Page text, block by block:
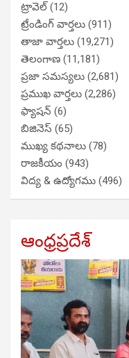
ట్రావెల్(12)
ట్రేండింగ్ వార్తలు (911)
తాజా వార్తలు (19,271)
తెలంగాణ (11,181)
ప్రజా సమస్యలు (2,681)
ప్రముఖ వార్తలు (2,286)
ఫ్యాషన్ (6)
బిజినెస్ (65)
ముఖ్య కథనాలు (78)
రాజకీయం (943)
విద్య & ఉద్యోగము (496)
ఆంధ్రప్రదేశ్